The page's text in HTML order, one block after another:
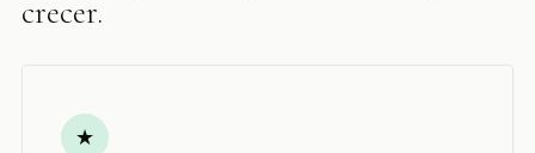
crecer.
★